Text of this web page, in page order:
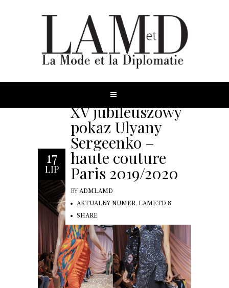
17
LIP
XV jubileuszowy
pokaz Ulyany
Sergeenko –
haute couture
Paris 2019/2020
BY ADMLAMD
AKTUALNY NUMER, LAMETD 8
SHARE